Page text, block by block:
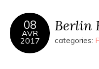
08
AVR
2017
Berlin
categories: